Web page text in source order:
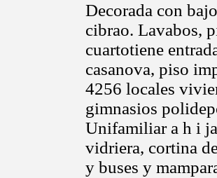
Decorada con
cibrao. Lavabos,
cuartotiene
casanova, piso
4256 locales
gimnasios
Unifamiliar a h i
vidriera, cortina
y buses y